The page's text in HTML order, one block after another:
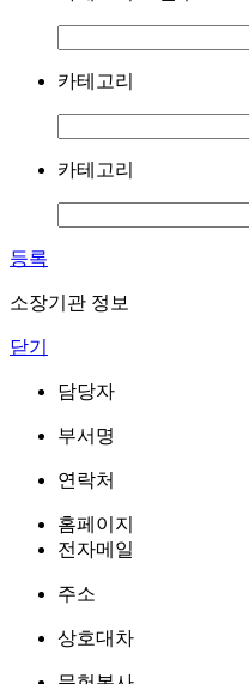
카테고리
카테고리
등록
소장기관 정보
닫기
담당자
부서명
연락처
홈페이지
전자메일
주소
상호대차